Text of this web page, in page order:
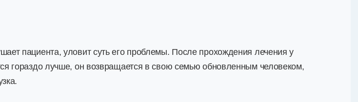
пациента, уловит суть его проблемы. После прохождения лечения у
гораздо лучше, он возвращается в свою семью обновленным человеком,